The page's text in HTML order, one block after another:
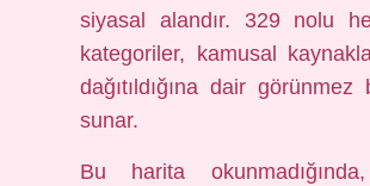
siyasal alandır. 329 nolu
kategoriler, kamusal
dağıtıldığına dair
sunar.
Bu harita